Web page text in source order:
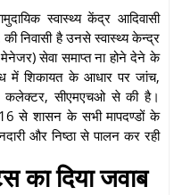
स्वास्थ्य केंद्र आदिवासी
निवासी है उनसे स्वास्थ्य केन्द्र
मेनेजर) सेवा समाप्त ना होने देने के
में शिकायत के आधार पर जांच,
कलेक्टर, सीएमएचओ से की है।
से शासन के सभी मापदण्डों के
और निष्ठा से पालन कर रही
का दिया जवाब